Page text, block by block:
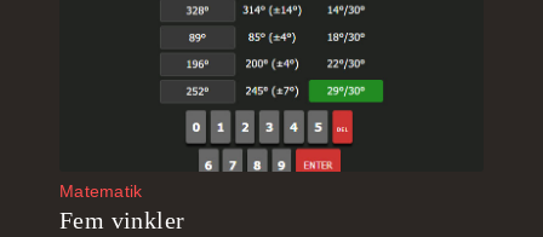
Matematik
Fem vinkler